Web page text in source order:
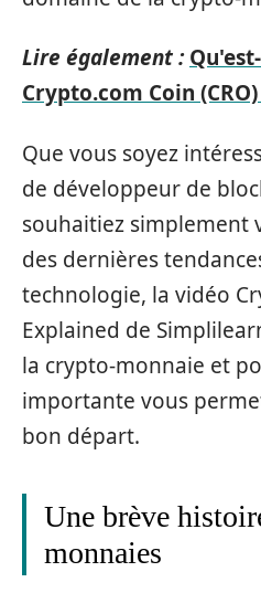
Lire également :
Crypto.com Coin (CRO)
Que vous soyez
de développeur de
souhaitiez simplement
des dernières
technologie, la vidéo
Explained de
la crypto-monnaie et
importante vous
bon départ.
Une brève
monnaies